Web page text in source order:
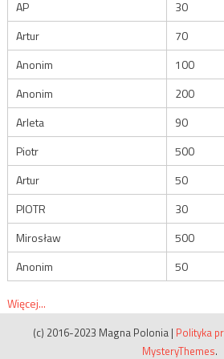
AP
30
Artur
70
Anonim
100
Anonim
200
Arleta
90
Piotr
500
Artur
50
PIOTR
30
Mirosław
500
Anonim
50
Więcej...
(c) 2016-2023 Magna Polonia | Polityka
MysteryThemes.